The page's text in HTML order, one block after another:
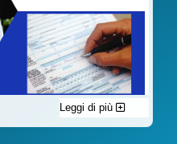
dell’A.I.F.V.S. a favore
giustizia ai superstiti ed ai
Leggi di più